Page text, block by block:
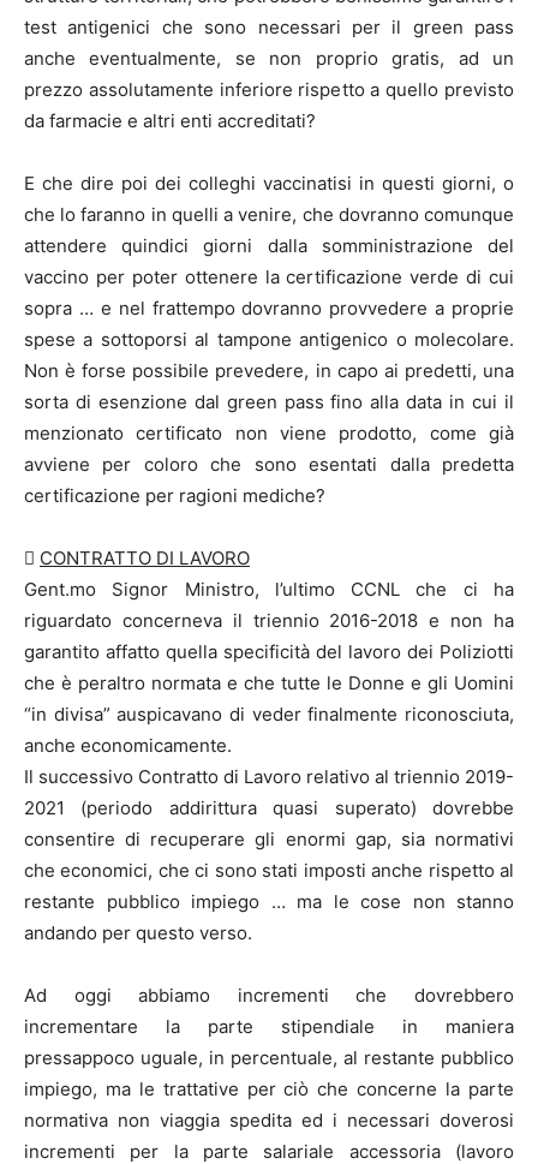
test antigenici che sono necessari per il green pass
anche eventualmente, se non proprio gratis, ad un
prezzo assolutamente inferiore rispetto a quello previsto
da farmacie e altri enti accreditati?
E che dire poi dei colleghi vaccinatisi in questi giorni, o
che lo faranno in quelli a venire, che dovranno comunque
attendere quindici giorni dalla somministrazione del
vaccino per poter ottenere la certificazione verde di cui
sopra … e nel frattempo dovranno provvedere a proprie
spese a sottoporsi al tampone antigenico o molecolare.
Non è forse possibile prevedere, in capo ai predetti, una
sorta di esenzione dal green pass fino alla data in cui il
menzionato certificato non viene prodotto, come già
avviene per coloro che sono esentati dalla predetta
certificazione per ragioni mediche?
 CONTRATTO DI LAVORO
Gent.mo Signor Ministro, l’ultimo CCNL che ci ha
riguardato concerneva il triennio 2016-2018 e non ha
garantito affatto quella specificità del lavoro dei Poliziotti
che è peraltro normata e che tutte le Donne e gli Uomini
“in divisa” auspicavano di veder finalmente riconosciuta,
anche economicamente.
Il successivo Contratto di Lavoro relativo al triennio 2019-
2021 (periodo addirittura quasi superato) dovrebbe
consentire di recuperare gli enormi gap, sia normativi
che economici, che ci sono stati imposti anche rispetto al
restante pubblico impiego … ma le cose non stanno
andando per questo verso.
Ad oggi abbiamo incrementi che dovrebbero
incrementare la parte stipendiale in maniera
pressappoco uguale, in percentuale, al restante pubblico
impiego, ma le trattative per ciò che concerne la parte
normativa non viaggia spedita ed i necessari doverosi
incrementi per la parte salariale accessoria (lavoro